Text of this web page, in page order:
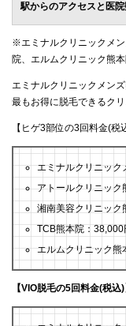
駅からのアクセスと医
※エミナルクリニックメ
院、エルムクリニック熊
エミナルクリニックメン
最もお得に脱毛できるクリ
【ヒゲ3部位の3回料金(税
エミナルクリニック
アトールクリニック
湘南美容クリニック
TCB熊本院：38,000
エルムクリニック熊
【VIO脱毛の5回料金(税込)